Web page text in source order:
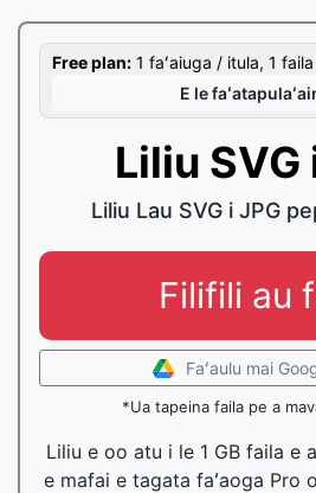
Free plan: 1 faʻaiuga / itula, 1
E le
Liliu SVG
Liliu Lau SVG i JPG
Filifili au
Faʻaulu mai
*Ua tapeina faila pe a
Liliu e oo atu i le 1 GB faila e
e mafai e tagata faʻaoga Pro